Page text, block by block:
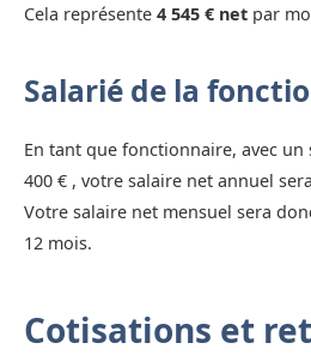
Cela représente 4 545 € net par
Salarié de la
En tant que fonctionnaire, avec
400 € , votre salaire net annuel
Votre salaire net mensuel sera
12 mois.
Cotisations et